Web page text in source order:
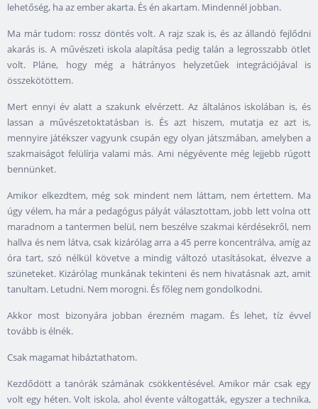
lehetőség, ha az ember akarta. És én akartam. Mindennél jobban.
Ma már tudom: rossz döntés volt. A rajz szak is, és az állandó fejlődni
akarás is. A művészeti iskola alapítása pedig talán a legrosszabb ötlet
volt. Pláne, hogy még a hátrányos helyzetűek integrációjával is
összekötöttem.
Mert ennyi év alatt a szakunk elvérzett. Az általános iskolában is, és
lassan a művészetoktatásban is. És azt hiszem, mutatja ez azt is,
mennyire játékszer vagyunk csupán egy olyan játszmában, amelyben a
szakmaiságot felülírja valami más. Ami négyévente még lejjebb rúgott
bennünket.
Amikor elkezdtem, még sok mindent nem láttam, nem értettem. Ma
úgy vélem, ha már a pedagógus pályát választottam, jobb lett volna ott
maradnom a tantermen belül, nem beszélve szakmai kérdésekről, nem
hallva és nem látva, csak kizárólag arra a 45 perre koncentrálva, amíg az
óra tart, szó nélkül követve a mindig változó utasításokat, élvezve a
szüneteket. Kizárólag munkának tekinteni és nem hivatásnak azt, amit
tanultam. Letudni. Nem morogni. És főleg nem gondolkodni.
Akkor most bizonyára jobban érezném magam. És lehet, tíz évvel
tovább is élnék.
Csak magamat hibáztathatom.
Kezdődött a tanórák számának csökkentésével. Amikor már csak egy
volt egy héten. Volt iskola, ahol évente váltogatták, egyszer a technika,